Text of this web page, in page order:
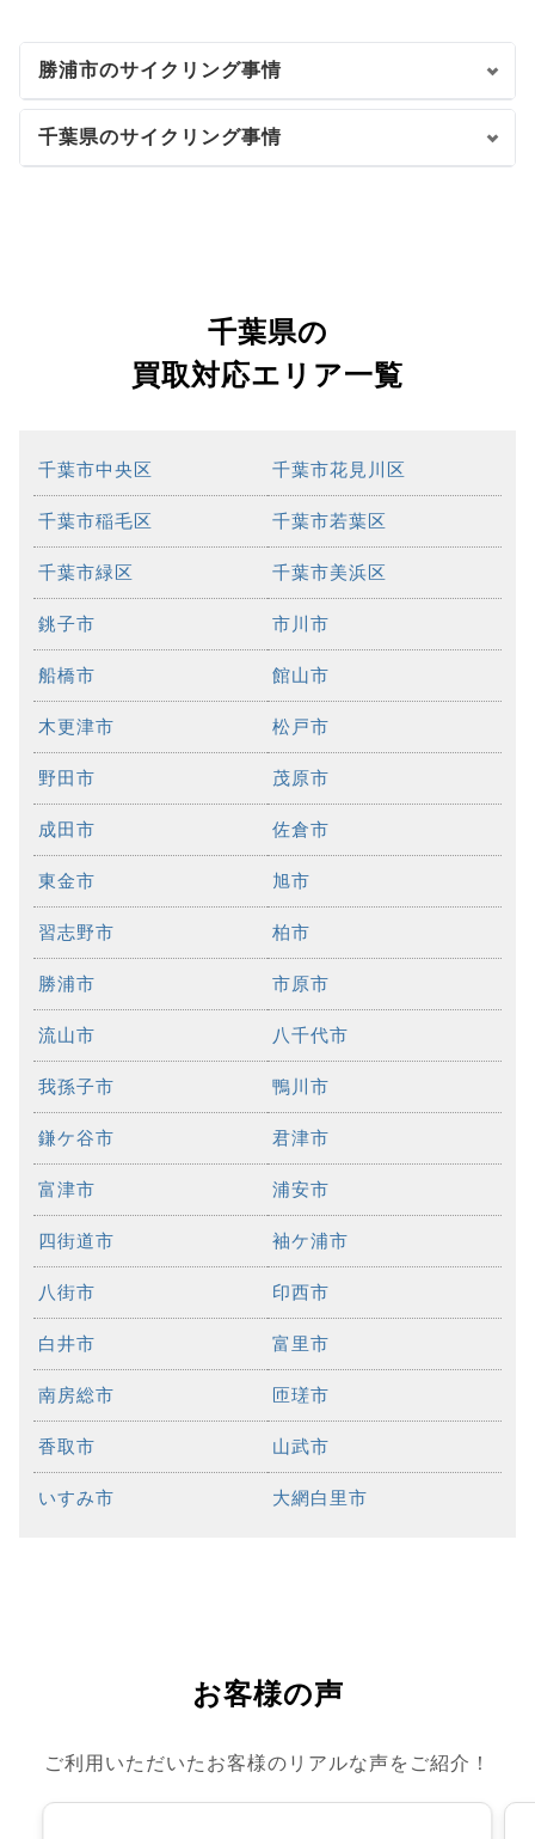
勝浦市のサイクリング事情
千葉県のサイクリング事情
千葉県の
買取対応エリア一覧
千葉市中央区 千葉市花見川区
千葉市稲毛区 千葉市若葉区
千葉市緑区 千葉市美浜区
銚子市 市川市
船橋市 館山市
木更津市 松戸市
野田市 茂原市
成田市 佐倉市
東金市 旭市
習志野市 柏市
勝浦市 市原市
流山市 八千代市
我孫子市 鴨川市
鎌ケ谷市 君津市
富津市 浦安市
四街道市 袖ケ浦市
八街市 印西市
白井市 富里市
南房総市 匝瑳市
香取市 山武市
いすみ市 大網白里市
お客様の声
ご利用いただいたお客様のリアルな声をご紹介！